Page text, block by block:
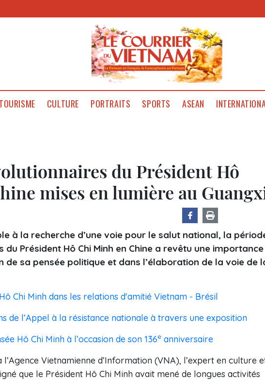
TOURISME CULTURE PORTRAITS SPORTS ASEAN
du Président Hô
mises en lumière au
à la recherche d’une voie pour le salut national, la
Président Hô Chi Minh en Chine a revêtu une importance
sa pensée politique et dans l’élaboration de la voie de
Chi Minh dans les relations d'amitié Vietnam - Brésil
de l’Appel à la résistance nationale à travers une exposition
Hô Chi Minh à l’occasion de son 136e anniversaire
Vietnamienne d’Information (VNA), l’expert en culture
que le Président Hô Chi Minh avait mené de longues activités